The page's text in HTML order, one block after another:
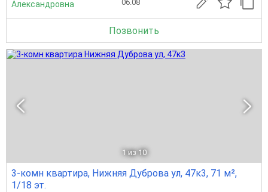
Александровна
06.08
Позвонить
1 из 10
3-комн квартира, Нижняя Дуброва ул, 47к3, 71 м²,
1/18 эт.